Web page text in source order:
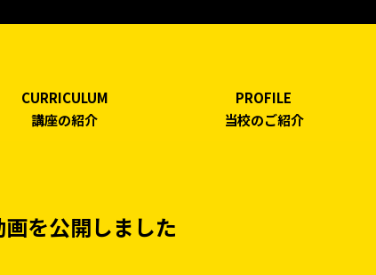
CURRICULUM
講座の紹介
PROFILE
当校のご紹介
を公開しました